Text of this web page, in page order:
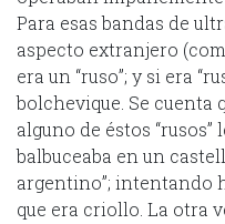
Para esas bandas de
aspecto extranjero
era un “ruso”; y si era
bolchevique. Se cuenta
alguno de éstos
balbuceaba en un
argentino”; intentando
que era criollo. La otra